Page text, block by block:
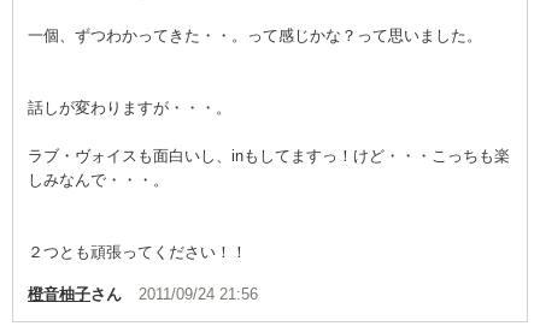
一個、ずつわかってきた・・。って感じかな？って思いました。
話しが変わりますが・・・。
ラブ・ヴォイスも面白いし、inもしてますっ！けど・・・こっちも楽
しみなんで・・・。
２つとも頑張ってください！！
橙音柚子さん 2011/09/24 21:56